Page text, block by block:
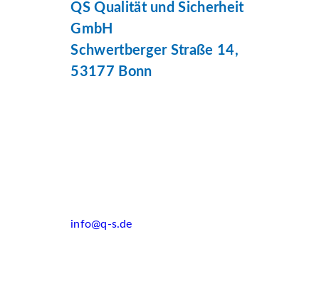
QS Qualität und Sicherheit
GmbH
Schwertberger Straße 14,
53177 Bonn
info@q-s.de